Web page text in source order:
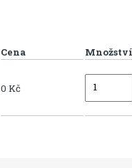
Cena Množství
0 Kč